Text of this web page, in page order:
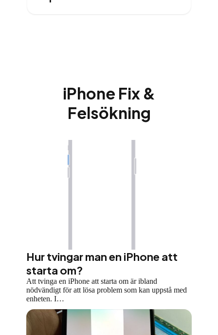
iPhone Fix &
Felsökning
Hur tvingar man en iPhone att
starta om?
Att tvinga en iPhone att starta om är ibland
nödvändigt för att lösa problem som kan uppstå med
enheten. I…